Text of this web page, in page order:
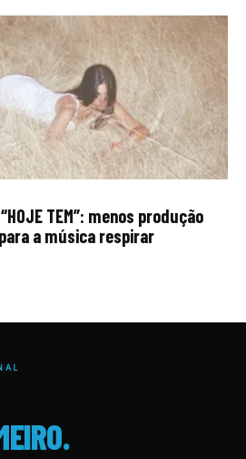
TEM”: menos produção
a música respirar